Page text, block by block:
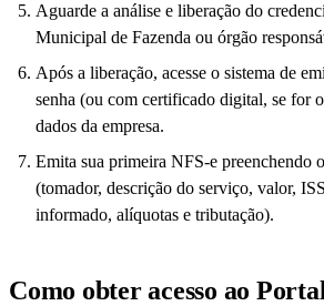
Aguarde a análise e liberação do
Municipal de Fazenda ou órgão
Após a liberação, acesse o sistema de
senha (ou com certificado digital, se for
dados da empresa.
Emita sua primeira NFS-e preenchendo
(tomador, descrição do serviço, valor,
informado, alíquotas e tributação).
Como obter acesso ao